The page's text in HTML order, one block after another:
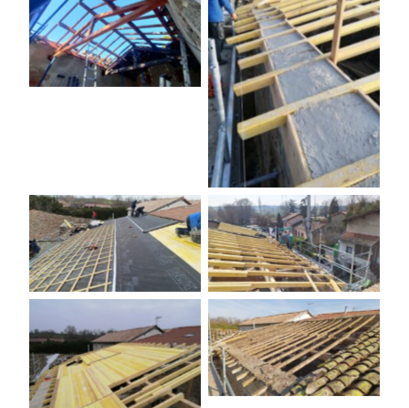
Aucune légende
Aucune légende
Aucune légende Aucune légende
Aucune légende
Aucune légende